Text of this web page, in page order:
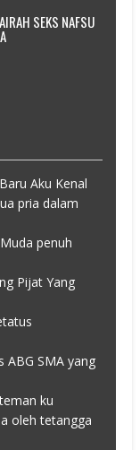
SEKS NAFSU
Aku Kenal
pria dalam
penuh
Pijat Yang
ABG SMA yang
ku
oleh tetangga